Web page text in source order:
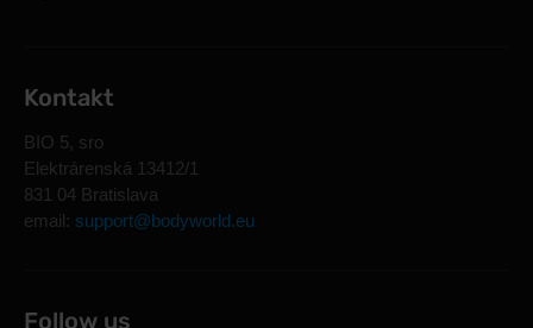
Kontakt
BIO 5, sro
Elektrárenská 13412/1
831 04 Bratislava
email: support@bodyworld.eu
Follow us